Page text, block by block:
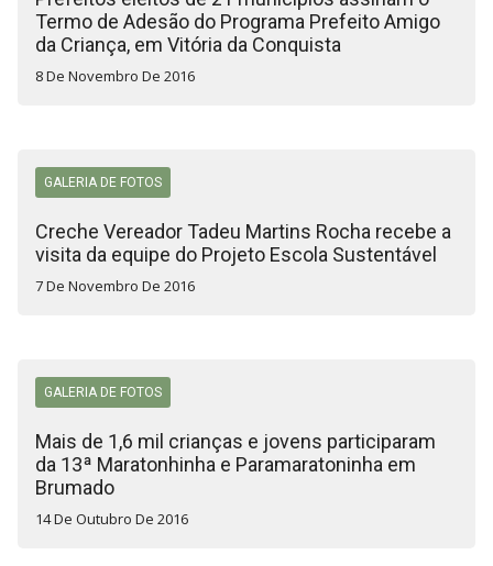
Termo de Adesão do Programa Prefeito Amigo
da Criança, em Vitória da Conquista
8 De Novembro De 2016
GALERIA DE FOTOS
Creche Vereador Tadeu Martins Rocha recebe a
visita da equipe do Projeto Escola Sustentável
7 De Novembro De 2016
GALERIA DE FOTOS
Mais de 1,6 mil crianças e jovens participaram
da 13ª Maratonhinha e Paramaratoninha em
Brumado
14 De Outubro De 2016